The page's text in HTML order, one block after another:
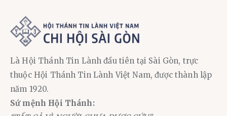
Là Hội Thánh Tin Lành đầu tiên tại Sài Gòn, trực
thuộc Hội Thánh Tin Lành Việt Nam, được thành lập
năm 1920.
Sứ mệnh Hội Thánh: